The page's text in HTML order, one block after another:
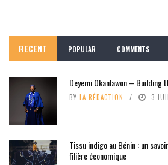
RECENT POPULAR COMMENTS
Deyemi Okanlawon – Building
BY LA RÉDACTION 3
Tissu indigo au Bénin : un
filière économique